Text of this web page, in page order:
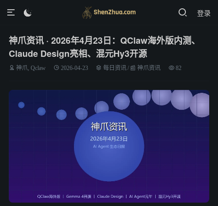
登录

神爪资讯 · 2026年4月23日：QClaw海外版内测、
Claude Design亮相、混元Hy3开源
神爪, Qclaw 2026-04-23 每日资讯/ 📰 神爪资讯 82